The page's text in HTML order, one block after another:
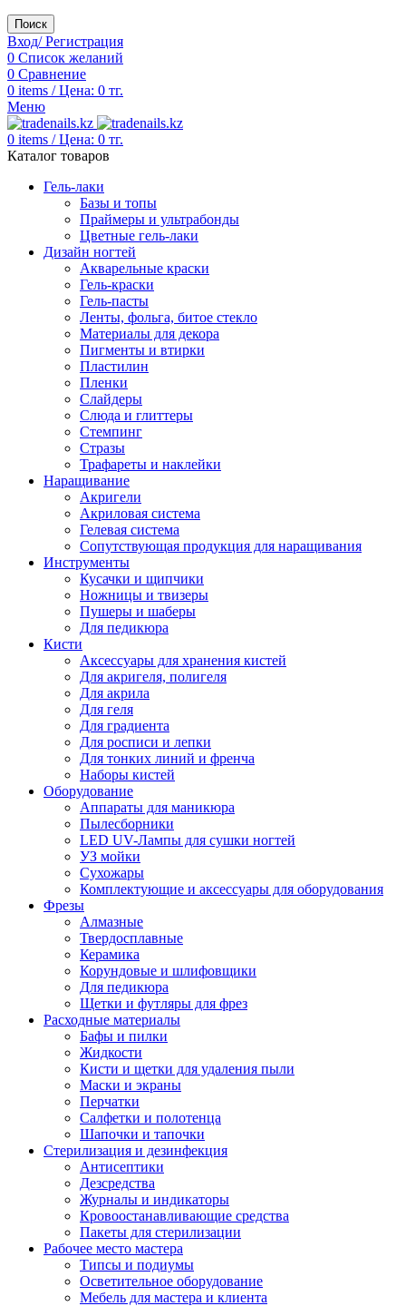
Поиск
Вход/ Регистрация
0 Список желаний
0 Сравнение
0 items / Цена: 0 тг.
Меню
0 items / Цена: 0 тг.
Каталог товаров
Гель-лаки
Базы и топы
Праймеры и ультрабонды
Цветные гель-лаки
Дизайн ногтей
Акварельные краски
Гель-краски
Гель-пасты
Ленты, фольга, битое стекло
Материалы для декора
Пигменты и втирки
Пластилин
Пленки
Слайдеры
Слюда и глиттеры
Стемпинг
Стразы
Трафареты и наклейки
Наращивание
Акригели
Акриловая система
Гелевая система
Сопутствующая продукция для наращивания
Инструменты
Кусачки и щипчики
Ножницы и твизеры
Пушеры и шаберы
Для педикюра
Кисти
Аксессуары для хранения кистей
Для акригеля, полигеля
Для акрила
Для геля
Для градиента
Для росписи и лепки
Для тонких линий и френча
Наборы кистей
Оборудование
Аппараты для маникюра
Пылесборники
LED UV-Лампы для сушки ногтей
УЗ мойки
Сухожары
Комплектующие и аксессуары для оборудования
Фрезы
Алмазные
Твердосплавные
Керамика
Корундовые и шлифовщики
Для педикюра
Щетки и футляры для фрез
Расходные материалы
Бафы и пилки
Жидкости
Кисти и щетки для удаления пыли
Маски и экраны
Перчатки
Салфетки и полотенца
Шапочки и тапочки
Стерилизация и дезинфекция
Антисептики
Дезсредства
Журналы и индикаторы
Кровоостанавливающие средства
Пакеты для стерилизации
Рабочее место мастера
Типсы и подиумы
Осветительное оборудование
Мебель для мастера и клиента